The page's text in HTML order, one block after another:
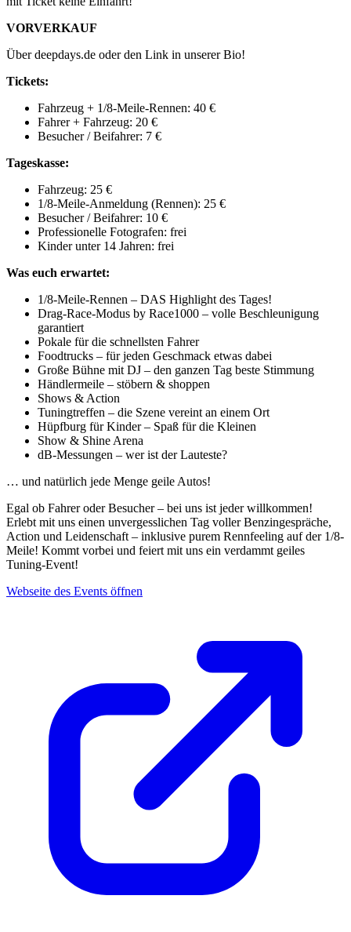
VORVERKAUF
Über deepdays.de oder den Link in unserer Bio!
Tickets:
Fahrzeug + 1/8-Meile-Rennen: 40 €
Fahrer + Fahrzeug: 20 €
Besucher / Beifahrer: 7 €
Tageskasse:
Fahrzeug: 25 €
1/8-Meile-Anmeldung (Rennen): 25 €
Besucher / Beifahrer: 10 €
Professionelle Fotografen: frei
Kinder unter 14 Jahren: frei
Was euch erwartet:
1/8-Meile-Rennen – DAS Highlight des Tages!
Drag-Race-Modus by Race1000 – volle Beschleunigung
garantiert
Pokale für die schnellsten Fahrer
Foodtrucks – für jeden Geschmack etwas dabei
Große Bühne mit DJ – den ganzen Tag beste Stimmung
Händlermeile – stöbern & shoppen
Shows & Action
Tuningtreffen – die Szene vereint an einem Ort
Hüpfburg für Kinder – Spaß für die Kleinen
Show & Shine Arena
dB-Messungen – wer ist der Lauteste?
… und natürlich jede Menge geile Autos!
Egal ob Fahrer oder Besucher – bei uns ist jeder willkommen!
Erlebt mit uns einen unvergesslichen Tag voller Benzingespräche,
Action und Leidenschaft – inklusive purem Rennfeeling auf der 1/8-
Meile! Kommt vorbei und feiert mit uns ein verdammt geiles
Tuning-Event!
Webseite des Events öffnen